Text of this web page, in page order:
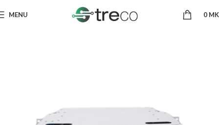
MENU 0